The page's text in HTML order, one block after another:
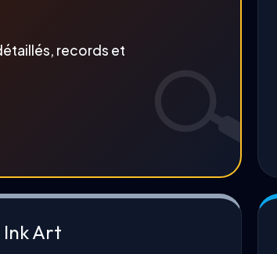
records et
Ink Art